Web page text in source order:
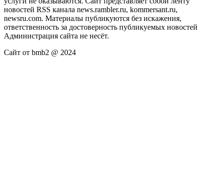
новостей RSS канала news.rambler.ru, kommersant.ru,
newsru.com. Материалы публикуются без искажения,
ответственность за достоверность публикуемых новостей
Администрация сайта не несёт.
Сайт от bmb2 @ 2024